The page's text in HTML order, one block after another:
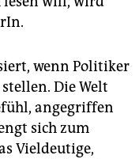
wenn Politiker
Die Welt
angegriffen
sich zum
Vieldeutige,